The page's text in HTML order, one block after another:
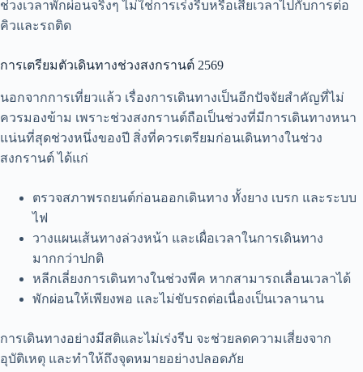
ช่วงเวลาพักผ่อนจริงๆ ไม่ใช่การเร่งรีบหรือเสียเวลาไปกับการต่อ
คิวและรถติด
การเตรียมตัวเดินทางช่วงสงกรานต์ 2569
นอกจากการเที่ยวแล้ว เรื่องการเดินทางเป็นอีกปัจจัยสำคัญที่ไม่
ควรมองข้าม เพราะช่วงสงกรานต์ถือเป็นช่วงที่มีการเดินทางหนา
แน่นที่สุดช่วงหนึ่งของปี สิ่งที่ควรเตรียมก่อนเดินทางในช่วง
สงกรานต์ ได้แก่
ตรวจสภาพรถยนต์ก่อนออกเดินทาง ทั้งยาง เบรก และระบบ
ไฟ
วางแผนเส้นทางล่วงหน้า และเผื่อเวลาในการเดินทาง
มากกว่าปกติ
หลีกเลี่ยงการเดินทางในช่วงพีค หากสามารถเลื่อนเวลาได้
พักผ่อนให้เพียงพอ และไม่ขับรถต่อเนื่องเป็นเวลานาน
การเดินทางอย่างมีสติและไม่เร่งรีบ จะช่วยลดความเสี่ยงจาก
อุบัติเหตุ และทำให้ถึงจุดหมายอย่างปลอดภัย